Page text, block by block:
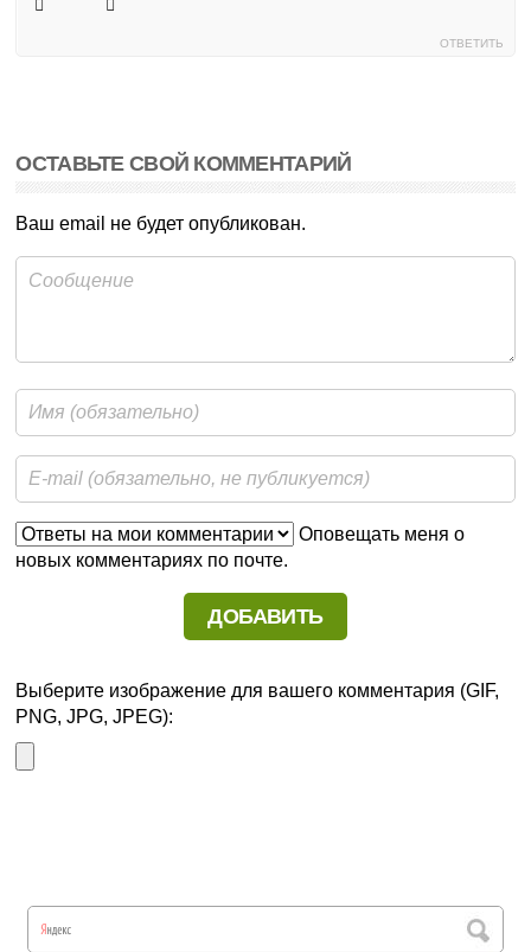
ОТВЕТИТЬ
ОСТАВЬТЕ СВОЙ КОММЕНТАРИЙ
Ваш email не будет опубликован.
Оповещать меня о
новых комментариях по почте.
Выберите изображение для вашего комментария (GIF,
PNG, JPG, JPEG):